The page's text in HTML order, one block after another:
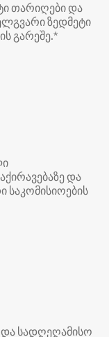
თარიღები და
ზედმეტი
გარეშე.*
და
საკომისიოების
და სადღეღამისო